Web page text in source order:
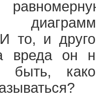
то, и
вреда он
быть,